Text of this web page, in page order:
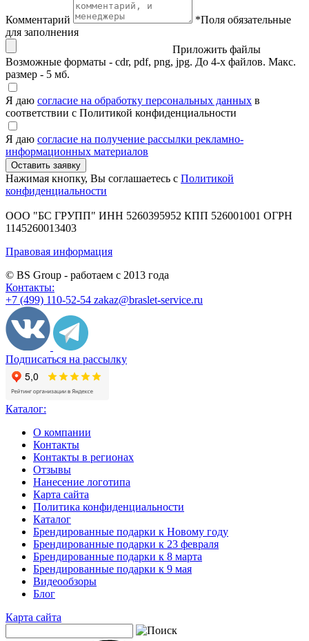
Комментарий *Поля обязательные
для заполнения
Приложить файлы
Возможные форматы - cdr, pdf, png, jpg. До 4-х файлов. Макс.
размер - 5 мб.
Я даю согласие на обработку персональных данных в
соответствии с Политикой конфиденциальности
Я даю согласие на получение рассылки рекламно-
информационных материалов
Нажимая кнопку, Вы соглашаетесь с Политикой
конфиденциальности
ООО "БС ГРУПП" ИНН 5260395952 КПП 526001001 ОГРН
1145260013403
Правовая информация
© BS Group - работаем с 2013 года
Контакты:
+7 (499) 110-52-54 zakaz@braslet-service.ru
Подписаться на рассылку
Каталог:
О компании
Контакты
Контакты в регионах
Отзывы
Нанесение логотипа
Карта сайта
Политика конфиденциальности
Каталог
Брендированные подарки к Новому году
Брендированные подарки к 23 февраля
Брендированные подарки к 8 марта
Брендированные подарки к 9 мая
Видеообзоры
Блог
Карта сайта